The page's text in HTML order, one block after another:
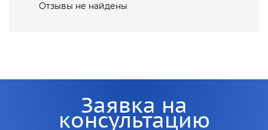
Отзывы не найдены
Заявка на
консультацию